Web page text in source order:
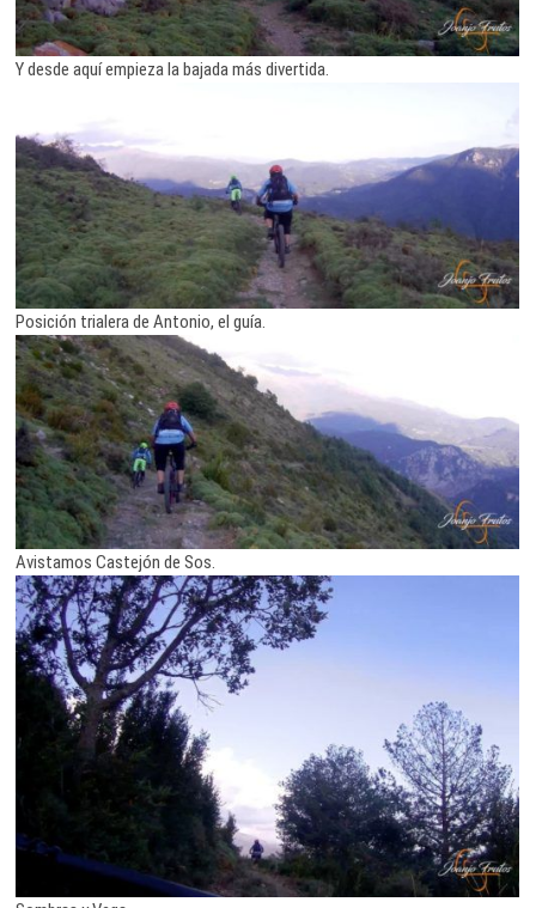
Y desde aquí empieza la bajada más divertida.
Posición trialera de Antonio, el guía.
Avistamos Castejón de Sos.